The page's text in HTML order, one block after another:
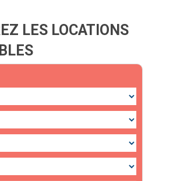
LES LOCATIONS